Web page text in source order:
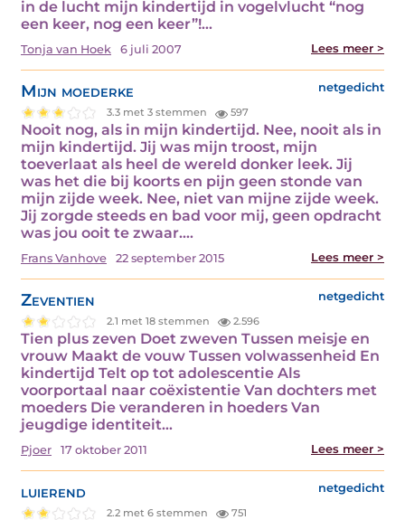
in de lucht mijn kindertijd in vogelvlucht “nog
een keer, nog een keer”!…
Tonja van Hoek 6 juli 2007 Lees meer >
Mijn moederke netgedicht
3.3 met 3 stemmen 597
Nooit nog, als in mijn kindertijd. Nee, nooit als in
mijn kindertijd. Jij was mijn troost, mijn
toeverlaat als heel de wereld donker leek. Jij
was het die bij koorts en pijn geen stonde van
mijn zijde week. Nee, niet van mijne zijde week.
Jij zorgde steeds en bad voor mij, geen opdracht
was jou ooit te zwaar.…
Frans Vanhove 22 september 2015 Lees meer >
Zeventien netgedicht
2.1 met 18 stemmen 2.596
Tien plus zeven Doet zweven Tussen meisje en
vrouw Maakt de vouw Tussen volwassenheid En
kindertijd Telt op tot adolescentie Als
voorportaal naar coëxistentie Van dochters met
moeders Die veranderen in hoeders Van
jeugdige identiteit…
Pjoer 17 oktober 2011 Lees meer >
luierend netgedicht
2.2 met 6 stemmen 751